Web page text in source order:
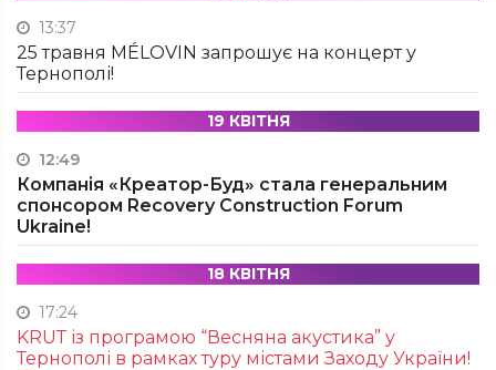
13:37
25 травня MÉLOVIN запрошує на концерт у
Тернополі!
19 КВІТНЯ
12:49
Компанія «Креатор-Буд» стала генеральним
спонсором Recovery Construction Forum
Ukraine!
18 КВІТНЯ
17:24
KRUТ із програмою “Весняна акустика” у
Тернополі в рамках туру містами Заходу України!